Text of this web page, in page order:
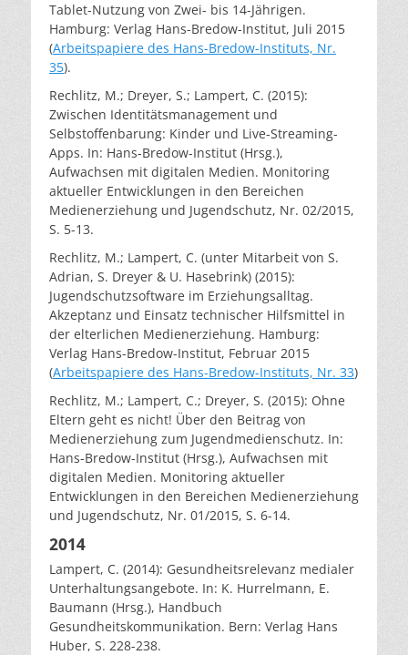
Tablet-Nutzung von Zwei- bis 14-Jährigen.
Hamburg: Verlag Hans-Bredow-Institut, Juli 2015
(Arbeitspapiere des Hans-Bredow-Instituts, Nr.
35).
Rechlitz, M.; Dreyer, S.; Lampert, C. (2015):
Zwischen Identitätsmanagement und
Selbstoffenbarung: Kinder und Live-Streaming-
Apps. In: Hans-Bredow-Institut (Hrsg.),
Aufwachsen mit digitalen Medien. Monitoring
aktueller Entwicklungen in den Bereichen
Medienerziehung und Jugendschutz, Nr. 02/2015,
S. 5-13.
Rechlitz, M.; Lampert, C. (unter Mitarbeit von S.
Adrian, S. Dreyer & U. Hasebrink) (2015):
Jugendschutzsoftware im Erziehungsalltag.
Akzeptanz und Einsatz technischer Hilfsmittel in
der elterlichen Medienerziehung. Hamburg:
Verlag Hans-Bredow-Institut, Februar 2015
(Arbeitspapiere des Hans-Bredow-Instituts, Nr. 33)
Rechlitz, M.; Lampert, C.; Dreyer, S. (2015): Ohne
Eltern geht es nicht! Über den Beitrag von
Medienerziehung zum Jugendmedienschutz. In:
Hans-Bredow-Institut (Hrsg.), Aufwachsen mit
digitalen Medien. Monitoring aktueller
Entwicklungen in den Bereichen Medienerziehung
und Jugendschutz, Nr. 01/2015, S. 6-14.
2014
Lampert, C. (2014): Gesundheitsrelevanz medialer
Unterhaltungsangebote. In: K. Hurrelmann, E.
Baumann (Hrsg.), Handbuch
Gesundheitskommunikation. Bern: Verlag Hans
Huber, S. 228-238.